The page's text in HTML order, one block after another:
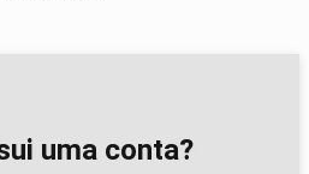
uma conta?